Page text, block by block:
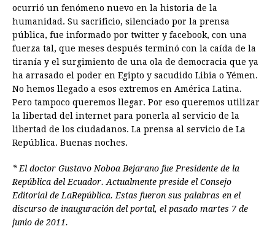
ocurrió un fenómeno nuevo en la historia de la
humanidad. Su sacrificio, silenciado por la prensa
pública, fue informado por twitter y facebook, con una
fuerza tal, que meses después terminó con la caída de la
tiranía y el surgimiento de una ola de democracia que ya
ha arrasado el poder en Egipto y sacudido Libia o Yémen.
No hemos llegado a esos extremos en América Latina.
Pero tampoco queremos llegar. Por eso queremos utilizar
la libertad del internet para ponerla al servicio de la
libertad de los ciudadanos. La prensa al servicio de La
República. Buenas noches.
* El doctor Gustavo Noboa Bejarano fue Presidente de la
República del Ecuador. Actualmente preside el Consejo
Editorial de LaRepública. Estas fueron sus palabras en el
discurso de inauguración del portal, el pasado martes 7 de
junio de 2011.